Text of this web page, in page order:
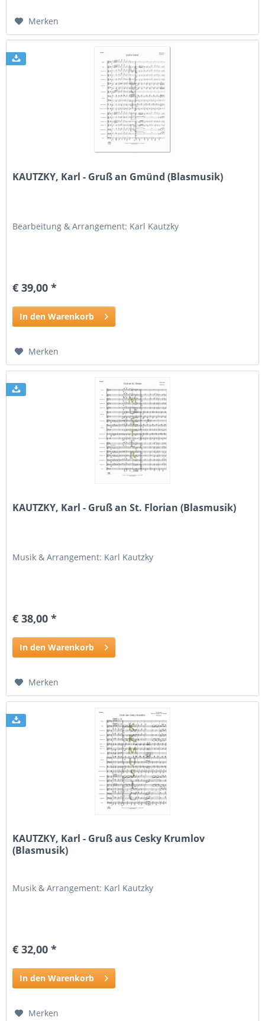
Merken
KAUTZKY, Karl - Gruß an Gmünd (Blasmusik)
Bearbeitung & Arrangement: Karl Kautzky
€ 39,00 *
In den Warenkorb
Merken
KAUTZKY, Karl - Gruß an St. Florian (Blasmusik)
Musik & Arrangement: Karl Kautzky
€ 38,00 *
In den Warenkorb
Merken
KAUTZKY, Karl - Gruß aus Cesky Krumlov
(Blasmusik)
Musik & Arrangement: Karl Kautzky
€ 32,00 *
In den Warenkorb
Merken